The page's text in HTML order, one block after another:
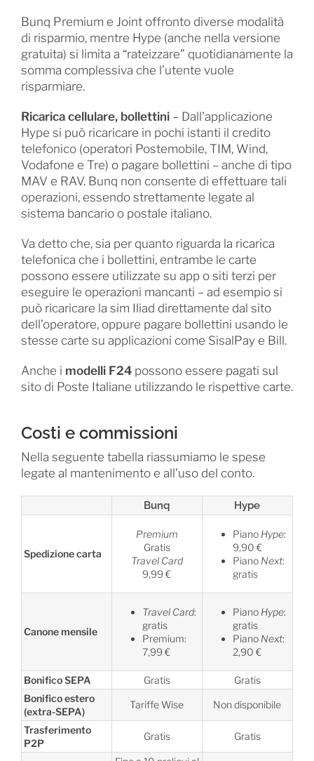
Bunq Premium e Joint offronto diverse modalità
di risparmio, mentre Hype (anche nella versione
gratuita) si limita a “rateizzare” quotidianamente la
somma complessiva che l’utente vuole
risparmiare.
Ricarica cellulare, bollettini– Dall’applicazione
Hype si può ricaricare in pochi istanti il credito
telefonico (operatori Postemobile, TIM, Wind,
Vodafone e Tre) o pagare bollettini – anche di tipo
MAV e RAV. Bunq non consente di effettuare tali
operazioni, essendo strettamente legate al
sistema bancario o postale italiano.
Va detto che, sia per quanto riguarda la ricarica
telefonica che i bollettini, entrambe le carte
possono essere utilizzate su app o siti terzi per
eseguire le operazioni mancanti – ad esempio si
può ricaricare la sim Iliad direttamente dal sito
dell’operatore, oppure pagare bollettini usando le
stesse carte su applicazioni come SisalPay e Bill.
Anche i modelli F24possono essere pagati sul
sito di Poste Italiane utilizzando le rispettive carte.
Costi e commissioni
Nella seguente tabella riassumiamo le spese
legate al mantenimento e all’uso del conto.
Bunq Hype
Spedizione carta
Premium
Gratis
Travel Card
9,99 €
Piano Hype:
9,90 €
Piano Next:
gratis
Canone mensile
Travel Card:
gratis
Premium:
7,99 €
Piano Hype:
gratis
Piano Next:
2,90 €
Bonifico SEPA Gratis
Gratis
Bonifico estero
(extra-SEPA)
Tariffe Wise Non disponibile
Trasferimento
P2P
Gratis Gratis